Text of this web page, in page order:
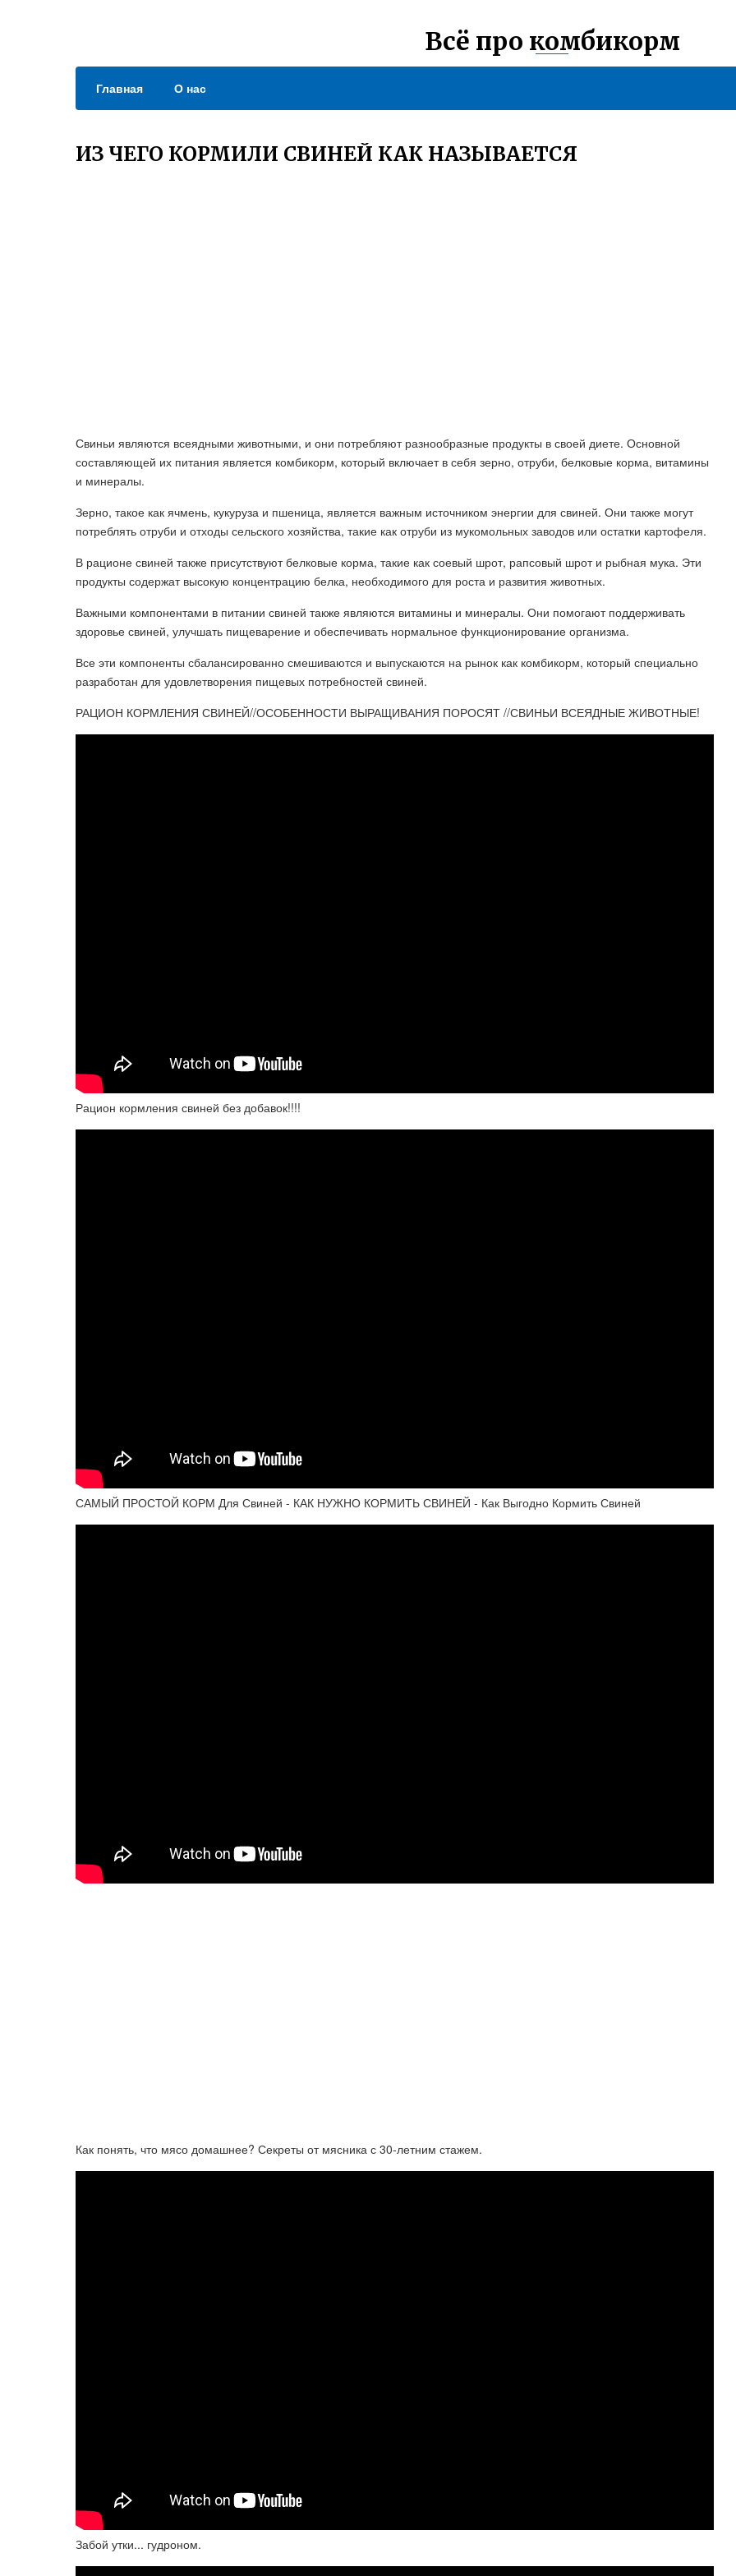
Всё про комбикорм
Главная О нас
ИЗ ЧЕГО КОРМИЛИ СВИНЕЙ КАК НАЗЫВАЕТСЯ
Свиньи являются всеядными животными, и они потребляют разнообразные продукты в своей диете. Основной
составляющей их питания является комбикорм, который включает в себя зерно, отруби, белковые корма, витамины
и минералы.
Зерно, такое как ячмень, кукуруза и пшеница, является важным источником энергии для свиней. Они также могут
потреблять отруби и отходы сельского хозяйства, такие как отруби из мукомольных заводов или остатки картофеля.
В рационе свиней также присутствуют белковые корма, такие как соевый шрот, рапсовый шрот и рыбная мука. Эти
продукты содержат высокую концентрацию белка, необходимого для роста и развития животных.
Важными компонентами в питании свиней также являются витамины и минералы. Они помогают поддерживать
здоровье свиней, улучшать пищеварение и обеспечивать нормальное функционирование организма.
Все эти компоненты сбалансированно смешиваются и выпускаются на рынок как комбикорм, который специально
разработан для удовлетворения пищевых потребностей свиней.
РАЦИОН КОРМЛЕНИЯ СВИНЕЙ//ОСОБЕННОСТИ ВЫРАЩИВАНИЯ ПОРОСЯТ //СВИНЬИ ВСЕЯДНЫЕ ЖИВОТНЫЕ!
Рацион кормления свиней без добавок!!!!
САМЫЙ ПРОСТОЙ КОРМ Для Свиней - КАК НУЖНО КОРМИТЬ СВИНЕЙ - Как Выгодно Кормить Свиней
Как понять, что мясо домашнее? Секреты от мясника с 30-летним стажем.
Забой утки... гудроном.